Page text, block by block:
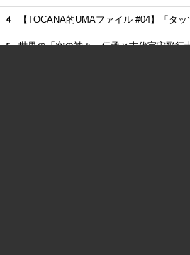
【TOCANA的UMAファイル #04】「タッ
世界の「空の神々」伝承と古代宇宙飛行